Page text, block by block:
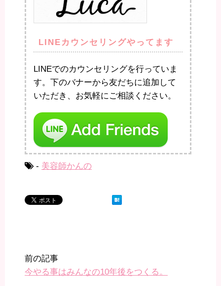
LINEカウンセリングやってます
LINEでのカウンセリングを行っていま
す。下のバナーから友だちに追加して
いただき、お気軽にご相談ください。
- 美容師かんの
前の記事
今やる事はみんなの10年後をつくる。